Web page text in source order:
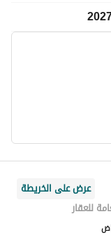
اليحيى
عرض على الخريطة
للعقار